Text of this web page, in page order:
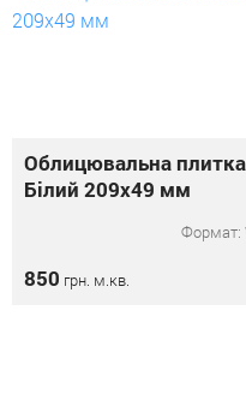
Облицювальна
Білий 209x49 мм
Формат:
850 грн. м.кв.